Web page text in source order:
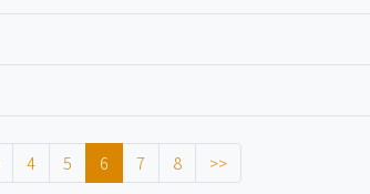
4 5 6 7 8 >>